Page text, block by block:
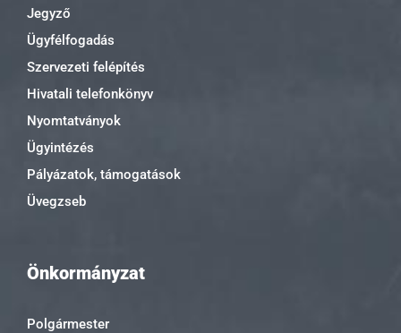
Jegyző
Ügyfélfogadás
Szervezeti felépítés
Hivatali telefonkönyv
Nyomtatványok
Ügyintézés
Pályázatok, támogatások
Üvegzseb
Önkormányzat
Polgármester